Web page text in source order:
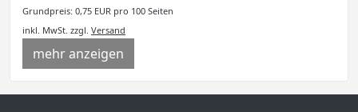
Grundpreis: 0,75 EUR pro 100 Seiten
inkl. MwSt. zzgl. Versand
mehr anzeigen